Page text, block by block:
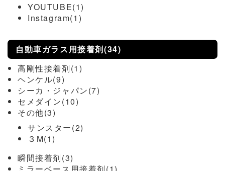
YOUTUBE(1)
Instagram(1)
自動車ガラス用接着剤(34)
高剛性接着剤(1)
ヘンケル(9)
シーカ・ジャパン(7)
セメダイン(10)
その他(3)
サンスター(2)
３M(1)
瞬間接着剤(3)
ミラーベース用接着剤(1)